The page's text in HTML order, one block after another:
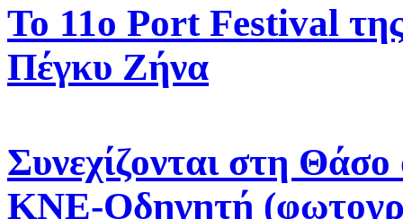
Το 11ο Port Festival
Πέγκυ Ζήνα
Συνεχίζονται στη
ΚΝΕ-Οδηγητή